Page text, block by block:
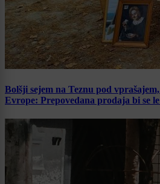
Bolšji sejem na Teznu pod
Evrope: Prepovedana prodaja bi se